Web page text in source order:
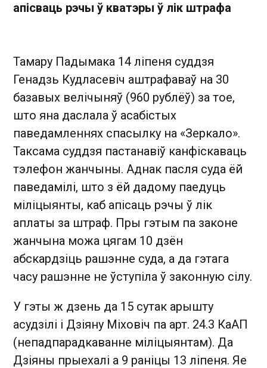
апісваць рэчы ў кватэры ў лік штрафа
Тамару Падымака 14 ліпеня суддзя
Генадзь Кудласевіч аштрафаваў на 30
базавых велічыняў (960 рублёў) за тое,
што яна даслала ў асабістых
паведамленнях спасылку на «Зеркало».
Таксама суддзя пастанавіў канфіскаваць
тэлефон жанчыны. Аднак пасля суда ёй
паведамілі, што з ёй дадому паедуць
міліцыянты, каб апісаць рэчы ў лік
аплаты за штраф. Пры гэтым па законе
жанчына можа цягам 10 дзён
абскардзіць рашэнне суда, а да гэтага
часу рашэнне не ўступіла ў законную сілу.
У гэты ж дзень да 15 сутак арышту
асудзілі і Дзіяну Міховіч па арт. 24.3 КаАП
(непадпарадкаванне міліцыянтам). Да
Дзіяны прыехалі а 9 раніцы 13 ліпеня. Яе